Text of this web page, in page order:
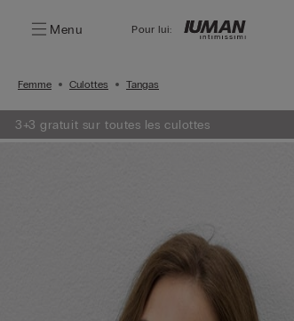
Menu Pour lui:
Femme Culottes Tangas
3+3 gratuit sur toutes les culottes